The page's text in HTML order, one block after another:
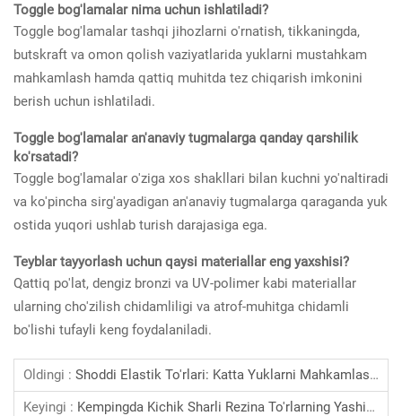
Toggle bog'lamalar nima uchun ishlatiladi?
Toggle bog'lamalar tashqi jihozlarni o'rnatish, tikkaningda,
butskraft va omon qolish vaziyatlarida yuklarni mustahkam
mahkamlash hamda qattiq muhitda tez chiqarish imkonini
berish uchun ishlatiladi.
Toggle bog'lamalar an'anaviy tugmalarga qanday qarshilik
ko'rsatadi?
Toggle bog'lamalar o'ziga xos shakllari bilan kuchni yo'naltiradi
va ko'pincha sirg'ayadigan an'anaviy tugmalarga qaraganda yuk
ostida yuqori ushlab turish darajasiga ega.
Teyblar tayyorlash uchun qaysi materiallar eng yaxshisi?
Qattiq po'lat, dengiz bronzi va UV-polimer kabi materiallar
ularning cho'zilish chidamliligi va atrof-muhitga chidamli
bo'lishi tufayli keng foydalaniladi.
Oldingi : Shoddi Elastik To'rlari: Katta Yuklarni Mahkamlash Uchun Muhim Ahamiyatga Ega
Keyingi : Kempingda Kichik Sharli Rezina To'rlarning Yashiringan Afzalliklari